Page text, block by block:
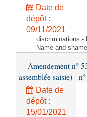
Date de
dépôt :
09/11/2021
discriminations -
Name and
Amendement n°
assemblée saisie) -
Date de
dépôt :
15/01/2021